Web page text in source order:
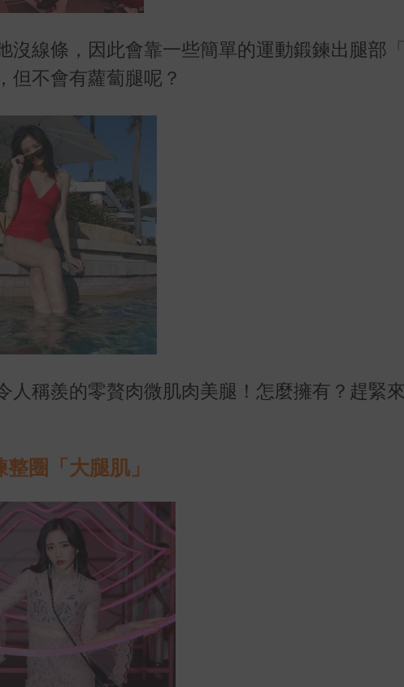
沒線條，因此會靠一些簡單的運動鍛鍊出腿部
但不會有蘿蔔腿呢？
人稱羨的零贅肉微肌肉美腿！怎麼擁有？趕緊
圈「大腿肌」